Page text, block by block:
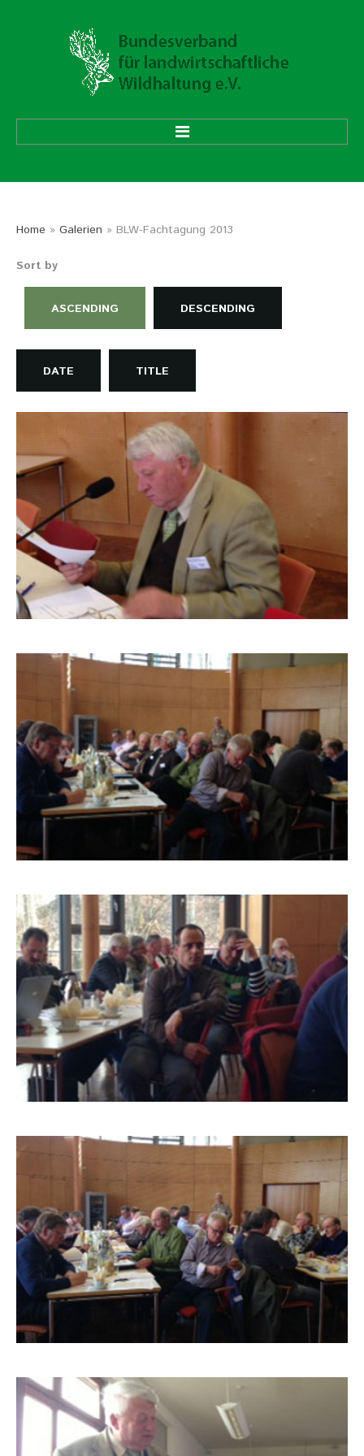
ÜBER UNS
Vorstand
Ehrenmitglieder
Mitgliedsverbände
Geschäftsstelle
Aufgaben und Ziele
Informationsmaterial
Chronik
Partnerfirmen
Galerie
WILD
Rotwild
Sikawild
Europäisches Damwild
Bison
AKTUELL
Übersicht aller Meldungen
Verbandsheft
Stellenausschreibung
Termine
KONTAKT
MARKTPLATZ
Home » Galerien » BLW-Fachtagung 2013
Sort by
ASCENDING DESCENDING
DATE TITLE
BLW-FACHTAGUNG 2013_1
BLW-FACHTAGUNG 2013_2
BLW-FACHTAGUNG 2013_3
BLW-FACHTAGUNG 2013_4